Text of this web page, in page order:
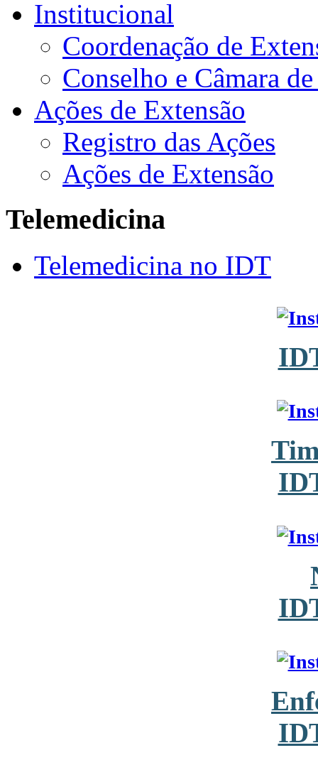
Institucional
Coordenação de
Conselho e Câmara
Ações de Extensão
Registro das Ações
Ações de Extensão
Telemedicina
Telemedicina no IDT